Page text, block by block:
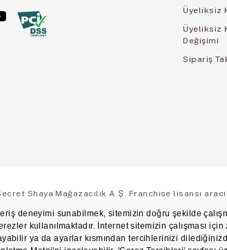
Üyeliksiz
Üyeliksiz
Değişimi
Sipariş
Shaya Mağazacılık A.Ş. Franchise lisansı
Süreç Bazlı Müşteri Aydınlatma Metni Mesafeli Satış